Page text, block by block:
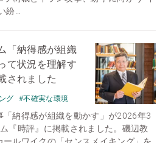
...
「納得感が組織
て状況を理解す
されました
グ #不確実な環境
納得感が組織を動かす」が2026年3
『時評』に掲載されました。磯辺教
ルワイクの「センスメイキング」を